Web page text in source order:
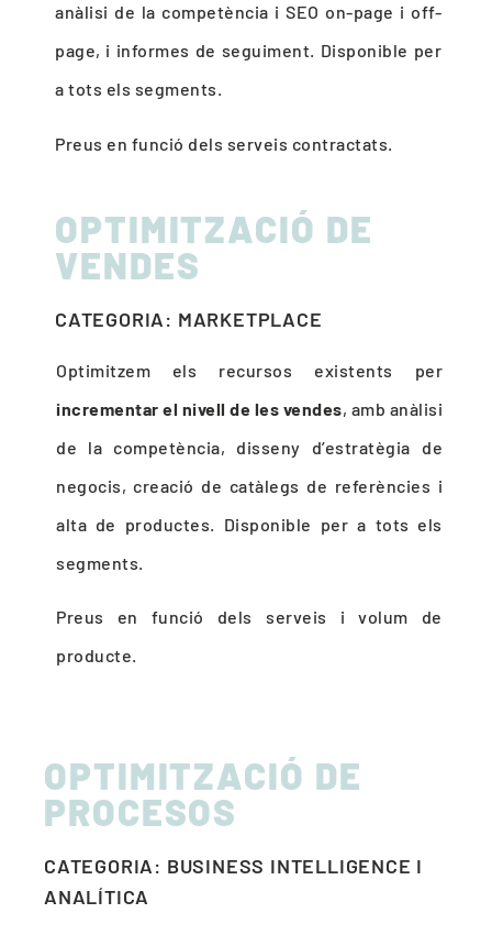
anàlisi de la competència i SEO on-page i off-
page, i informes de seguiment. Disponible per
a tots els segments.
Preus en funció dels serveis contractats.
OPTIMITZACIÓ DE
VENDES
CATEGORIA: MARKETPLACE
Optimitzem els recursos existents per
incrementar el nivell de les vendes, amb anàlisi
de la competència, disseny d’estratègia de
negocis, creació de catàlegs de referències i
alta de productes. Disponible per a tots els
segments.
Preus en funció dels serveis i volum de
producte.
OPTIMITZACIÓ DE
PROCESOS
CATEGORIA: BUSINESS INTELLIGENCE I
ANALÍTICA